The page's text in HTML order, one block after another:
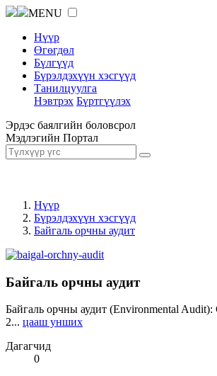
MENU
Нүүр
Өгөгдөл
Бүлгүүд
Бүрэлдэхүүн хэсгүүд
Танилцуулга
Нэвтрэх Бүртгүүлэх
Эрдэс баялгийн боловсрол
Мэдлэгийн Портал
Нүүр
Бүрэлдэхүүн хэсгүүд
Байгаль орчны аудит
Байгаль орчны аудит
Байгаль орчны аудит (Environmental
2... цааш унших
Дагагчид
0